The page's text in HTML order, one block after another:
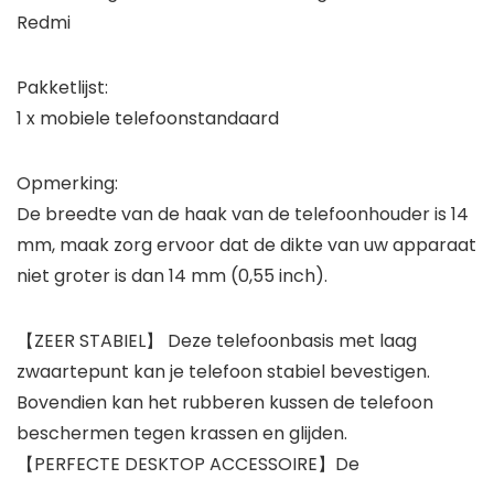
Redmi
Pakketlijst:
1 x mobiele telefoonstandaard
Opmerking:
De breedte van de haak van de telefoonhouder is 14
mm, maak zorg ervoor dat de dikte van uw apparaat
niet groter is dan 14 mm (0,55 inch).
【ZEER STABIEL】 Deze telefoonbasis met laag
zwaartepunt kan je telefoon stabiel bevestigen.
Bovendien kan het rubberen kussen de telefoon
beschermen tegen krassen en glijden.
【PERFECTE DESKTOP ACCESSOIRE】De